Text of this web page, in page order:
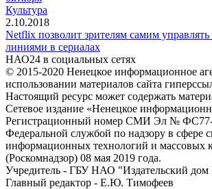
Культура
2.10.2018
Netflix позволит зрителям самим
линиями в сериалах
НАО24 в социальных сетях
© 2015-2020 Ненецкое информационное
использовании материалов сайта
Настоящий ресурс может содержать
Сетевое издание «Ненецкое
Регистрационный номер СМИ Эл № ФС77-
Федеральной службой по надзору в сфере
информационных технологий и массовых
(Роскомнадзор) 08 мая 2019 года.
Учредитель - ГБУ НАО "Издательский
Главный редактор - Е.Ю. Тимофеев